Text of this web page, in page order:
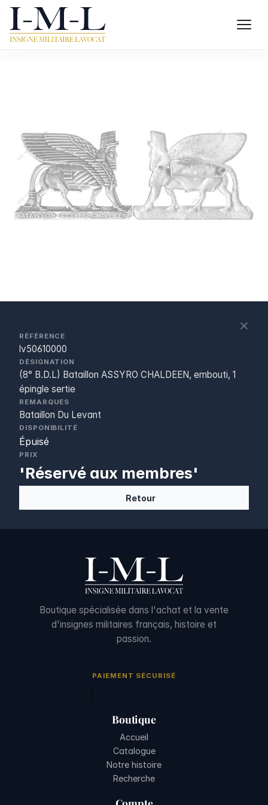
RÉFÉRENCE
lv50610000
DÉSIGNATION
(8° B.D.L) Bataillon ASSYRO CHALDEEN, embouti, 1
épingle sertie
REMARQUES
Bataillon Du Levant
DISPONIBILITÉ
Épuisé
PRIX
'Réservé aux membres'
Retour
Boutique spécialisée dans l'achat et la vente
d'insignes militaires français, histoire et
passion.
PAIEMENT SÉCURISÉ
Boutique
Accueil
Catalogue
Notre histoire
Recherche